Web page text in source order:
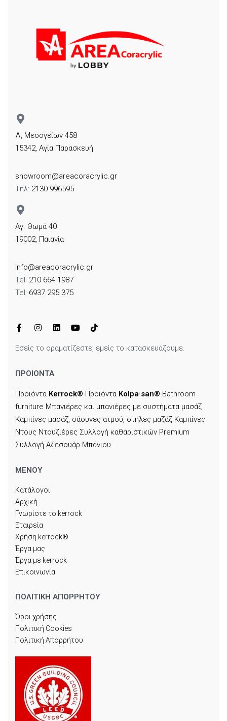
Λ, Μεσογείων 458
15342, Αγία Παρασκευή
showroom@areacoracrylic.gr
Tηλ: 2130 996595
Αγ. Θωμά 40
19002, Παιανία
info@areacoracrylic.gr
Tel: 210 664 1987
Tel: 6937 295 375
Εσείς το οραματίζεστε, εμείς το κατασκευάζουμε.
ΠΡΟΙΟΝΤΑ
Προϊόντα Kerrock® Προϊόντα Kolpa·san® Bathroom
furniture Μπανιέρες και μπανιέρες με συστήματα μασάζ
Καμπίνες μασάζ, σάουνες ατμού, στήλες μαζάζ Καμπίνες
Ντους Ντουζιέρες Συλλογή καθαριστικών Premium
Συλλογή Αξεσουάρ Μπάνιου
ΜΕΝΟΥ
Κατάλογοι
Αρχική
Γνωρίστε το kerrock
Εταιρεία
Χρήση kerrock®
Έργα μας
Έργα με kerrock
Επικοινωνία
ΠΟΛΙΤΙΚΗ ΑΠΟΡΡΗΤΟΥ
Όροι χρήσης
Πολιτική Cookies
Πολιτική Απορρήτου